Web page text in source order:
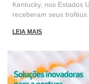
Kentucky, nos Estados
receberam seus troféus.
LEIA MAIS